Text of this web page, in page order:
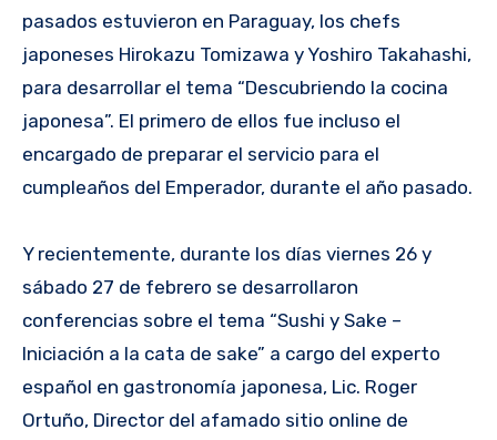
pasados estuvieron en Paraguay, los chefs
japoneses Hirokazu Tomizawa y Yoshiro Takahashi,
para desarrollar el tema “Descubriendo la cocina
japonesa”. El primero de ellos fue incluso el
encargado de preparar el servicio para el
cumpleaños del Emperador, durante el año pasado.
Y recientemente, durante los días viernes 26 y
sábado 27 de febrero se desarrollaron
conferencias sobre el tema “Sushi y Sake –
Iniciación a la cata de sake” a cargo del experto
español en gastronomía japonesa, Lic. Roger
Ortuño, Director del afamado sitio online de